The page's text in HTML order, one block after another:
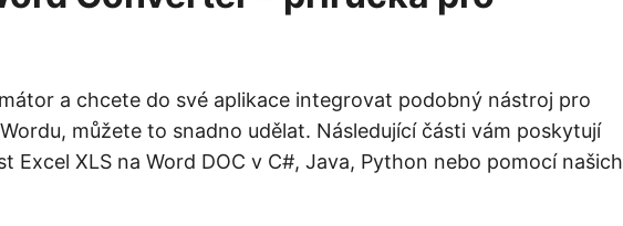
a chcete do své aplikace integrovat podobný nástroj pro
můžete to snadno udělat. Následující části vám poskytují
Excel XLS na Word DOC v C#, Java, Python nebo pomocí našich